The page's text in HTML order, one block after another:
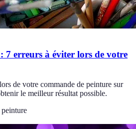
7 erreurs à éviter lors de votre
de votre commande de peinture sur
le meilleur résultat possible.
peinture